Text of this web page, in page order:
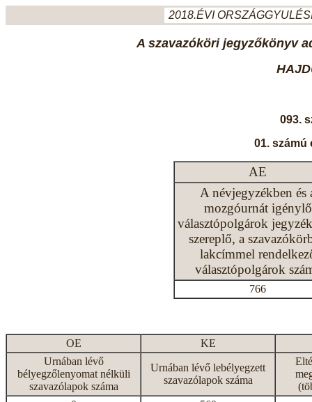
2018.ÉVI
A szavazóköri jegyzőkönyv
093.
01. számú
AE
A névjegyzékben és
mozgóurnát igénylő
választópolgárok
szereplő, a
lakcímmel
választópolgárok
766
OE
KE
Urnában lévő
bélyegzőlenyomat nélküli
szavazólapok száma
Urnában lévő lebélyegzett
szavazólapok száma